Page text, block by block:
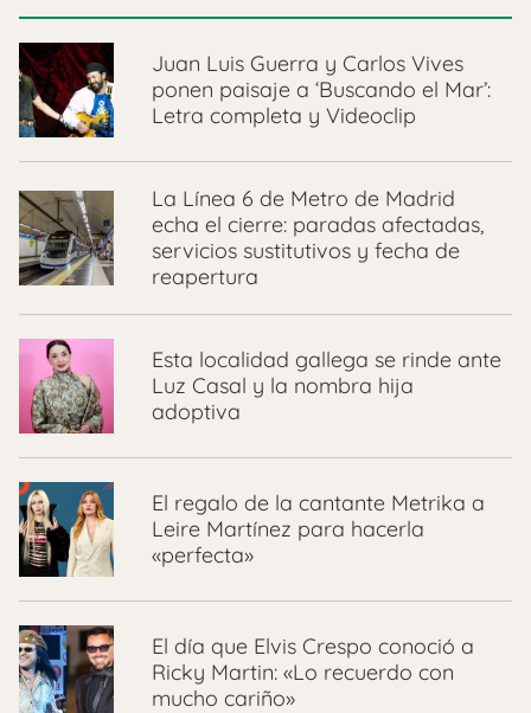
Juan Luis Guerra y Carlos Vives
ponen paisaje a ‘Buscando el Mar’:
Letra completa y Videoclip
La Línea 6 de Metro de Madrid
echa el cierre: paradas afectadas,
servicios sustitutivos y fecha de
reapertura
Esta localidad gallega se rinde ante
Luz Casal y la nombra hija
adoptiva
El regalo de la cantante Metrika a
Leire Martínez para hacerla
«perfecta»
El día que Elvis Crespo conoció a
Ricky Martin: «Lo recuerdo con
mucho cariño»